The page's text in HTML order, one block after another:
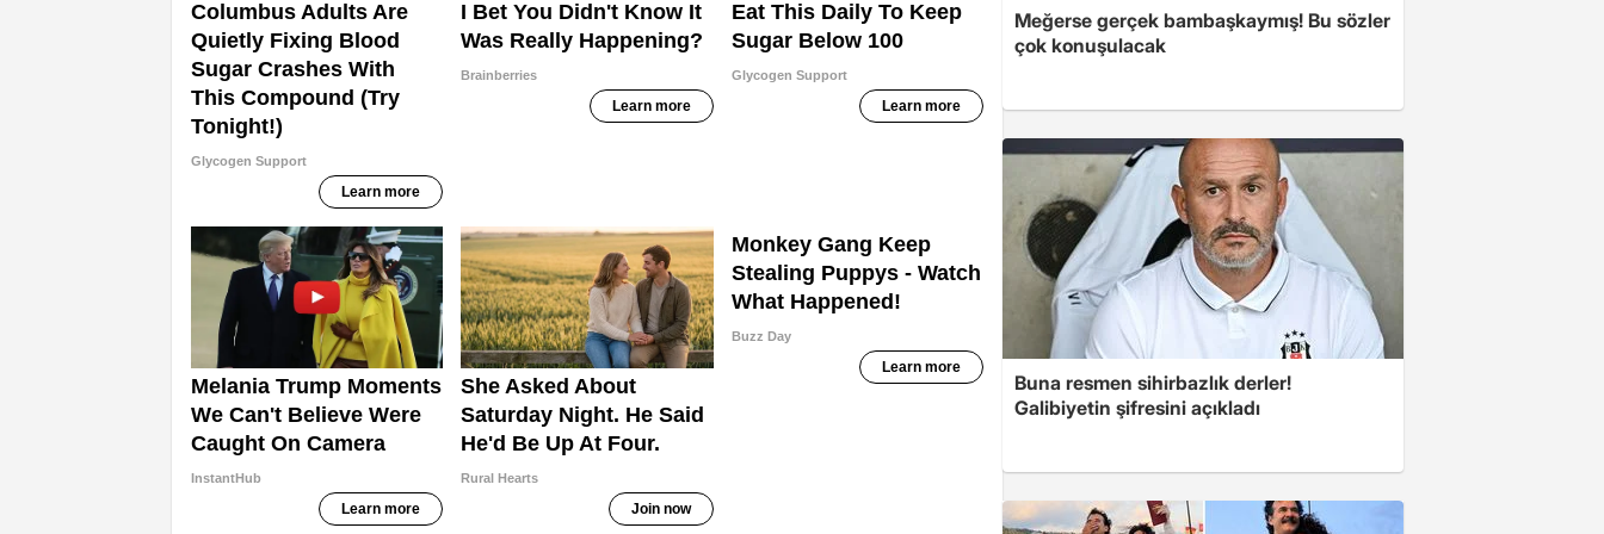
Meğerse gerçek bambaşkaymış! Bu sözler
çok konuşulacak
Buna resmen sihirbazlık derler!
Galibiyetin şifresini açıkladı